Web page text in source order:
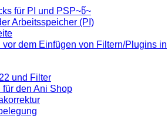
für PI und PSP~წ~
Arbeitsspeicher (PI)
dem Einfügen von Filtern/Plugins in
und Filter
den Ani Shop